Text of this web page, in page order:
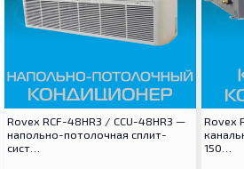
Rovex RCF-48HR3 / CCU-48HR3 —
напольно-потолочная сплит-
сист…
Rovex
150…